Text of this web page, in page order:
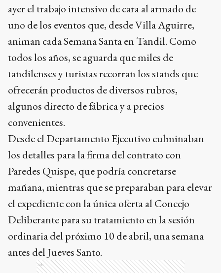
ayer el trabajo intensivo de cara al armado de
uno de los eventos que, desde Villa Aguirre,
animan cada Semana Santa en Tandil. Como
todos los años, se aguarda que miles de
tandilenses y turistas recorran los stands que
ofrecerán productos de diversos rubros,
algunos directo de fábrica y a precios
convenientes.
Desde el Departamento Ejecutivo culminaban
los detalles para la firma del contrato con
Paredes Quispe, que podría concretarse
mañana, mientras que se preparaban para elevar
el expediente con la única oferta al Concejo
Deliberante para su tratamiento en la sesión
ordinaria del próximo 10 de abril, una semana
antes del Jueves Santo.
Ads